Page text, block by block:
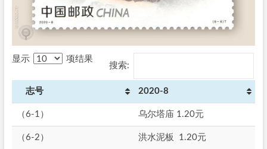
显示 项结果
搜索:
志号 2020-8
（6-1） 乌尔塔庙 1.20元
（6-2） 洪水泥板 1.20元